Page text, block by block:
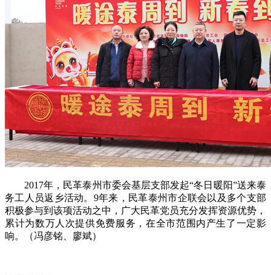
2017年，民革泰州市委会基层支部发起“冬日暖阳”送来泰
务工人员返乡活动。9年来，民革泰州市企联会以及多个支部
积极参与到该项活动之中，广大民革党员充分发挥资源优势，
累计为数万人次提供免费服务，在全市范围内产生了一定影
响。（冯彦铭、廖斌）